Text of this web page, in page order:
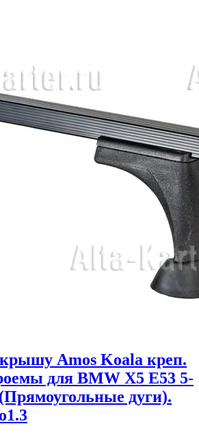
Amos Koala креп.
для BMW X5 E53 5-
дуги).